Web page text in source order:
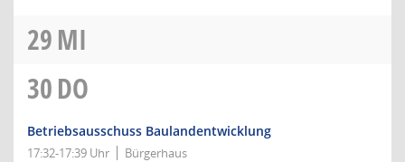
29MI
30DO
Betriebsausschuss Baulandentwicklung
17:32-17:39 Uhr Bürgerhaus